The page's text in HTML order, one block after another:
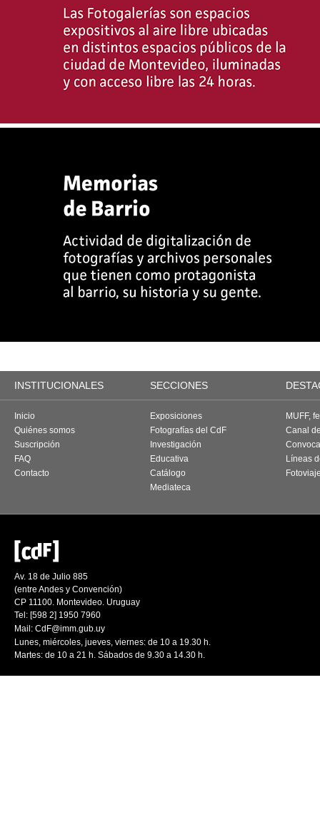
INSTITUCIONALES SECCIONES
Inicio
Quiénes somos
Suscripción
FAQ
Contacto
Exposiciones
Fotografías del CdF
Investigación
Educativa
Catálogo
Mediateca
MUFF,
Canal
Líneas
Av. 18 de Julio 885
(entre Andes y Convención)
CP 11100. Montevideo. Uruguay
Tel: [598 2] 1950 7960
Mail: CdF@imm.gub.uy
Lunes, miércoles, jueves, viernes: de 10 a 19.30 h.
Martes: de 10 a 21 h. Sábados de 9.30 a 14.30 h.